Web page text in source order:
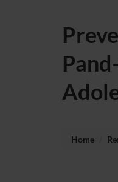
Home